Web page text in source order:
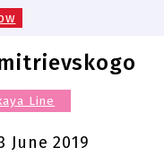
Nizhny Novgorod
names of metro stations
Line
June 2019